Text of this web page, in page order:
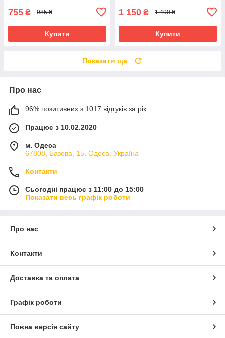
755 ₴ 985 ₴
Купити
1 150 ₴ 1 490 ₴
Купити
Показати ще
Про нас
96% позитивних з 1017 відгуків за рік
Працює з 10.02.2020
м. Одеса
67808, Базова, 15, Одеса, Україна
Контакти
Сьогодні працює з 11:00 до 15:00
Показати весь графік роботи
Про нас
Контакти
Доставка та оплата
Графік роботи
Повна версія сайту